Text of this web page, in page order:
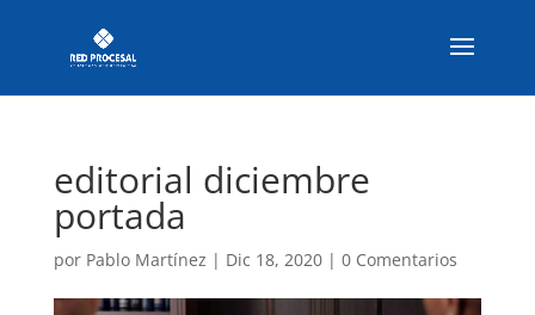
editorial diciembre
portada
por Pablo Martínez | Dic 18, 2020| 0 Comentarios